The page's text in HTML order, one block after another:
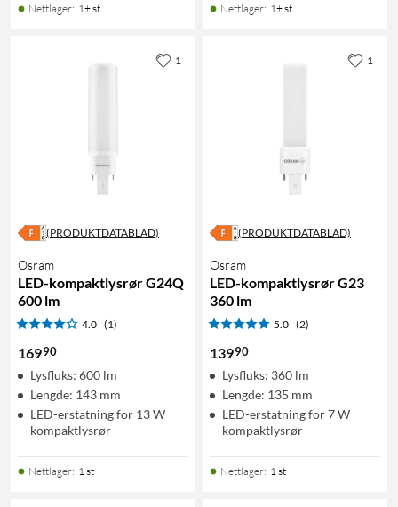
Nettlager: 1+ st Nettlager: 1+ st
(PRODUKTDATABLAD)
Osram
LED-kompaktlysrør G24Q
600 lm
4.0 (1)
16990
Lysfluks: 600 lm
Lengde: 143 mm
LED-erstatning for 13 W
kompaktlysrør
Nettlager: 1 st
1
(PRODUKTDATABLAD)
Osram
LED-kompaktlysrør G23
360 lm
5.0 (2)
13990
Lysfluks: 360 lm
Lengde: 135 mm
LED-erstatning for 7 W
kompaktlysrør
Nettlager: 1 st
1